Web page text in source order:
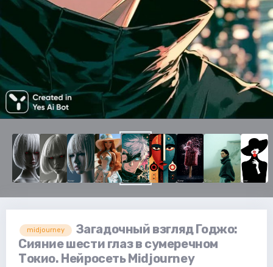
midjourney
Загадочный взгляд Годжо:
Сияние шести глаз в сумеречном
Токио. Нейросеть Midjourney